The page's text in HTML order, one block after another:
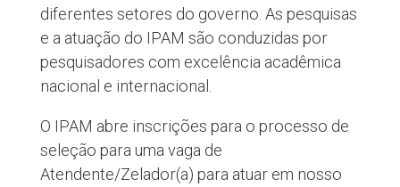
diferentes setores do governo. As pesquisas
e a atuação do IPAM são conduzidas por
pesquisadores com excelência acadêmica
nacional e internacional.
O IPAM abre inscrições para o processo de
seleção para uma vaga de
Atendente/Zelador(a) para atuar em nosso